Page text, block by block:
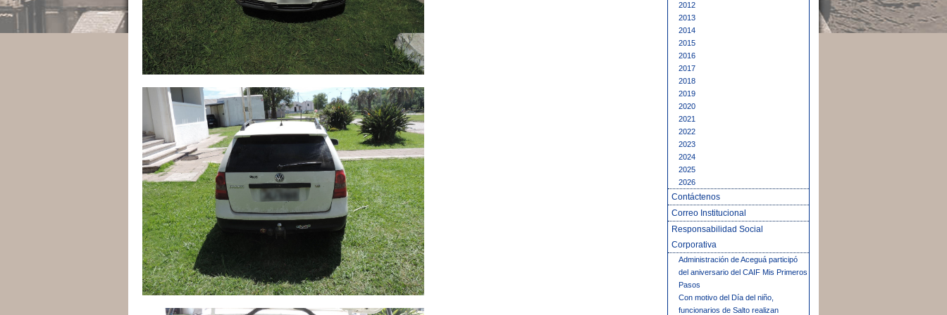
2012
2013
2014
2015
2016
2017
2018
2019
2020
2021
2022
2023
2024
2025
2026
Contáctenos
Correo Institucional
Responsabilidad Social
Corporativa
Administración de Aceguá participó
del aniversario del CAIF Mis Primeros
Pasos
Con motivo del Día del niño,
funcionarios de Salto realizan